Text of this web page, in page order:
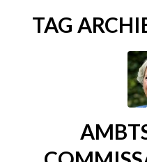
TAG